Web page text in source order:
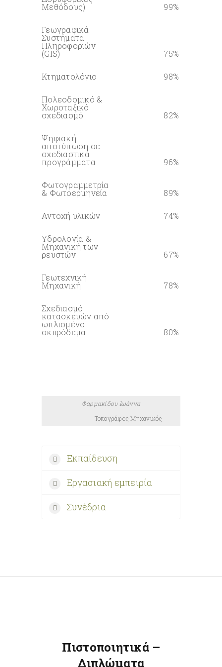
Μεθόδους) 99%
Γεωγραφικά
Συστήματα
Πληροφοριών
(GIS) 75%
Κτηματολόγιο 98%
Πολεοδομικό &
Χωροταξικό
σχεδιασμό 82%
Ψηφιακή
αποτύπωση σε
σχεδιαστικά
προγράμματα 96%
Φωτογραμμετρία
& Φωτοερμηνεία 89%
Αντοχή υλικών 74%
Υδρολογία &
Μηχανική των
ρευστών 67%
Γεωτεχνική
Μηχανική 78%
Σχεδιασμό
κατασκευών από
ωπλισμένο
σκυρόδεμα 80%
Φαρμακίδου Ιωάννα
Τοπογράφος Μηχανικός
Εκπαίδευση
Εργασιακή εμπειρία
Συνέδρια
Πιστοποιητικά –
Διπλώματα